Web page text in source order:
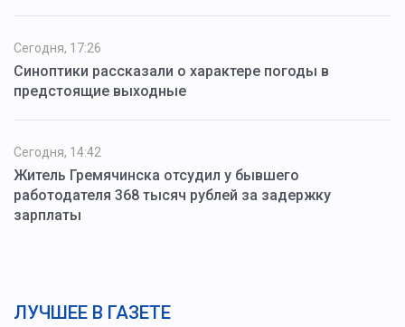
Сегодня, 17:26
Синоптики рассказали о характере погоды в
предстоящие выходные
Сегодня, 14:42
Житель Гремячинска отсудил у бывшего
работодателя 368 тысяч рублей за задержку
зарплаты
ЛУЧШЕЕ В ГАЗЕТЕ